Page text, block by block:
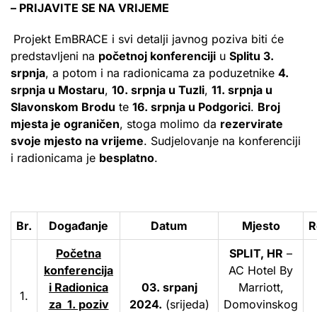
– PRIJAVITE SE NA VRIJEME
Projekt EmBRACE i svi detalji javnog poziva biti će
predstavljeni na početnoj konferenciji u Splitu 3.
srpnja, a potom i na radionicama za poduzetnike 4.
srpnja u Mostaru, 10. srpnja u Tuzli, 11. srpnja u
Slavonskom Brodu te 16. srpnja u Podgorici. Broj
mjesta je ograničen, stoga molimo da rezervirate
svoje mjesto na vrijeme. Sudjelovanje na konferenciji
i radionicama je besplatno.
Br. Događanje Datum Mjesto
1.
Početna
konferencija
i Radionica
za 1. poziv
03. srpanj
2024. (srijeda)
SPLIT, HR –
AC Hotel By
Marriott,
Domovinskog